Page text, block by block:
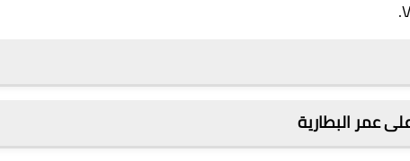
عمر البطارية